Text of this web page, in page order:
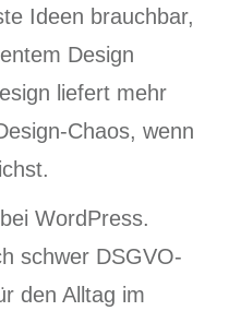
Ideen brauchbar,
Design
liefert mehr
Chaos, wenn
WordPress.
schwer DSGVO-
den Alltag im